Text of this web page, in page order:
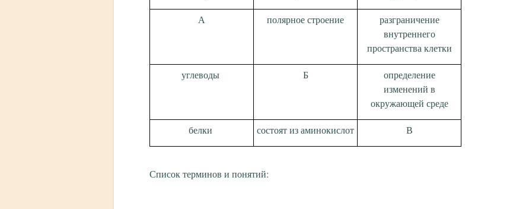
А полярное строение
разграничение
внутреннего
пространства клетки
углеводы Б
определение
изменений в
окружающей среде
белки состоят из аминокислот В
Список терминов и понятий: